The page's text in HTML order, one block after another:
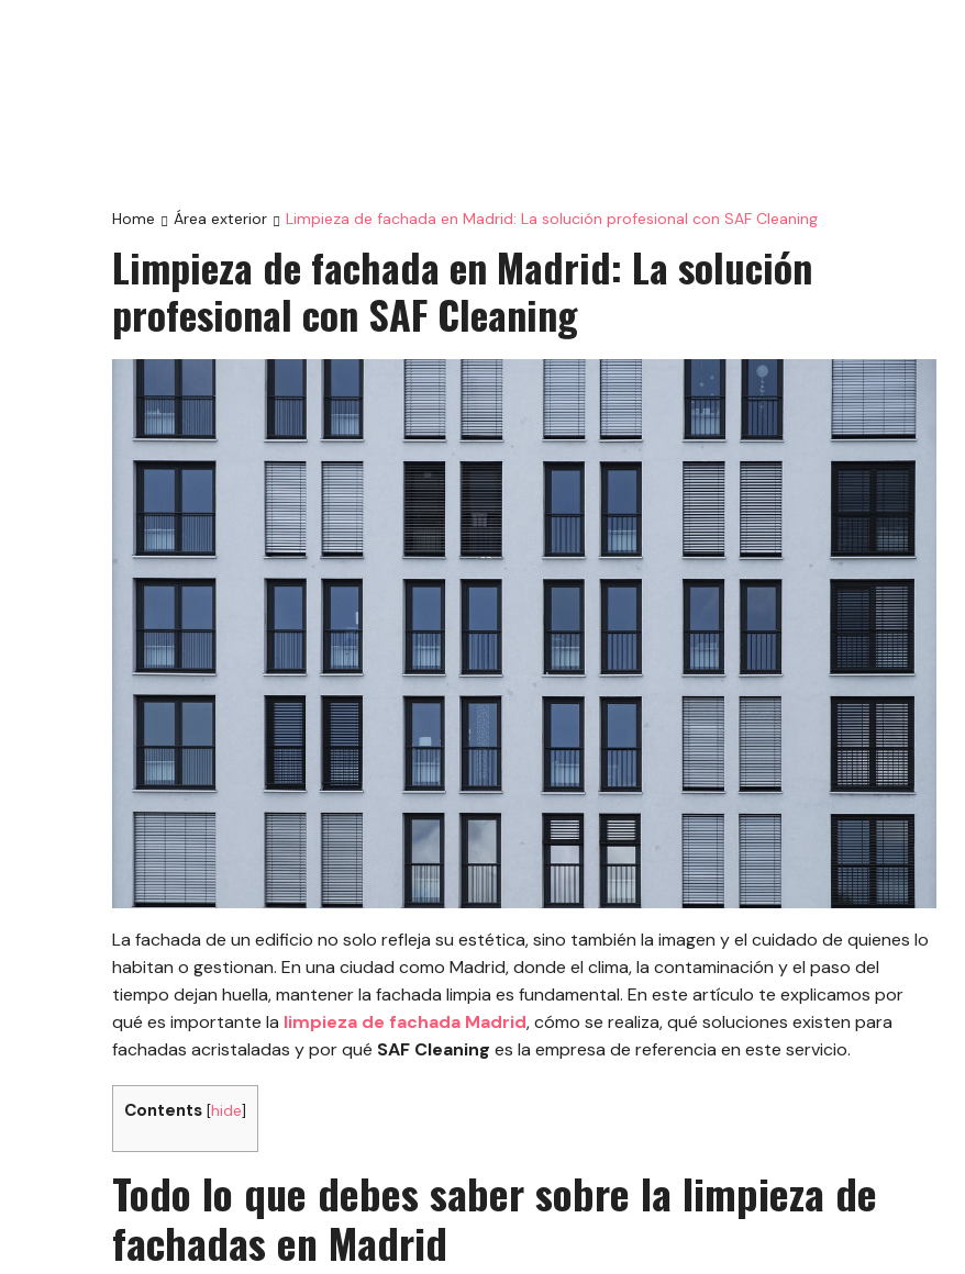
Home Área exterior Limpieza de fachada en Madrid: La solución profesional con SAF Cleaning
Limpieza de fachada en Madrid: La solución
profesional con SAF Cleaning
La fachada de un edificio no solo refleja su estética, sino también la imagen y el cuidado de quienes lo
habitan o gestionan. En una ciudad como Madrid, donde el clima, la contaminación y el paso del
tiempo dejan huella, mantener la fachada limpia es fundamental. En este artículo te explicamos por
qué es importante la limpieza de fachada Madrid, cómo se realiza, qué soluciones existen para
fachadas acristaladas y por qué SAF Cleaning es la empresa de referencia en este servicio.
Contents [hide]
Todo lo que debes saber sobre la limpieza de
fachadas en Madrid